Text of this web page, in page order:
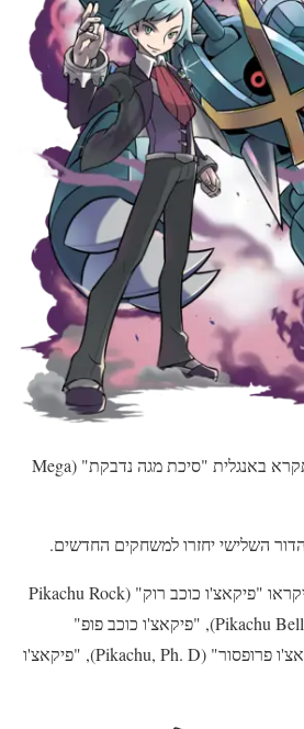
– אבן המפתח של סטיבן תקרא באנגלית "סיכת מגה נדבקת" (Mega
השלישי יחזרו למשחקים החדשים.
– התחפושות של פיקאצ'ו יקראו "פיקאצ'ו כוכב רוק" (Pikachu Rock
Star), "פיקאצ'ו יפייפה" (Pikachu Belle), "פיקאצ'ו כוכב פופ"
(Pikachu Pop Star), "פיקאצ'ו פרופסור" (Pikachu, Ph. D), "פיקאצ'ו